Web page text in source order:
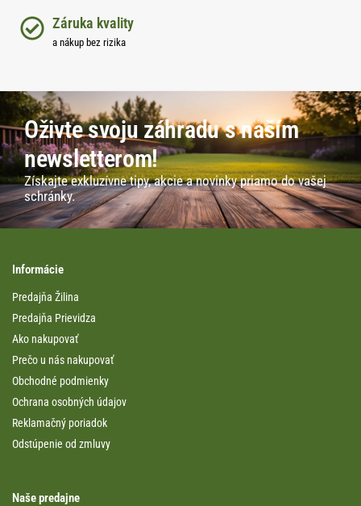
Záruka kvality
a nákup bez rizika
Oživte svoju záhradu s naším
newsletterom!
Získajte exkluzívne tipy, akcie a novinky priamo do vašej
schránky.
Informácie
Predajňa Žilina
Predajňa Prievidza
Ako nakupovať
Prečo u nás nakupovať
Obchodné podmienky
Ochrana osobných údajov
Reklamačný poriadok
Odstúpenie od zmluvy
Naše predajne